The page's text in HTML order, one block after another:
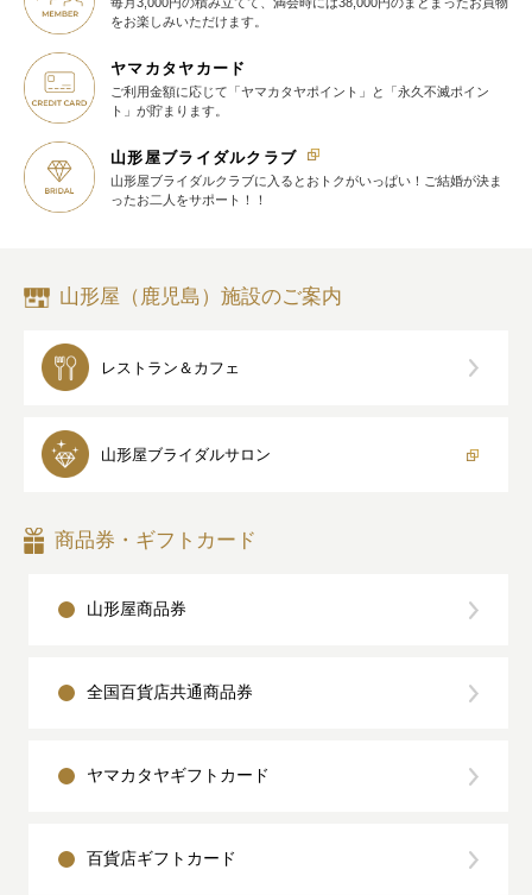
をお楽しみいただけます。
ヤマカタヤカード
ご利用金額に応じて 「ヤマカタヤポイント」と
「永久不滅ポイン
ト」が貯まります。
山形屋ブライダルクラブ
山形屋ブライダルクラブに入ると おトクがいっぱい！ ご結婚が決ま
ったお二人をサポート！！
山形屋（鹿児島）施設のご案内
レストラン＆カフェ
山形屋ブライダルサロン
商品券・ギフトカード
山形屋商品券
全国百貨店共通商品券
ヤマカタヤギフトカード
百貨店ギフトカード